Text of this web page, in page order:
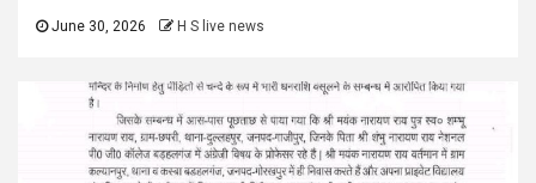
June 30, 2026 H S live news